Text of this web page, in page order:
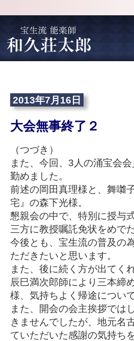
2013年7月16日
大会無事終了２
（つづき）
また、今回、3人の涌宝会
勤めました。
前述の岡田真理様と、舞囃
宅』の森下光様。
懇親会の中で、特別に授与
三方に教授嘱託免状をめで
今後とも、宝生流の普及の
ただきたいと思います。
また、後に続く方が出てく
辰巳満次郎師により三本締
様、気持ちよく帰途につい
また、開会の会主挨拶では
きませんでしたが、地元名
ていただいた感謝の気持ち